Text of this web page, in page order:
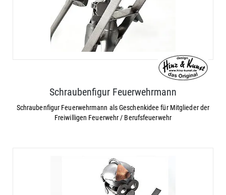
Schraubenfigur Feuerwehrmann
Schraubenfigur Feuerwehrmann als Geschenkidee für Mitglieder der
Freiwilligen Feuerwehr / Berufsfeuerwehr